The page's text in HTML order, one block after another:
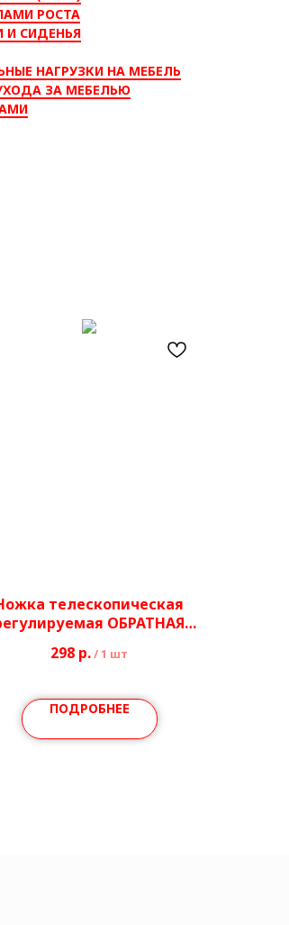
РОСТА
И СИДЕНЬЯ
НАГРУЗКИ НА МЕБЕЛЬ
ЗА МЕБЕЛЬЮ
телескопическая
ОБРАТНАЯ
298 р./1 шт
ПОДРОБНЕЕ